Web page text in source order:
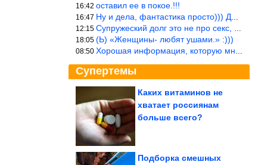
16:42 оставил ее в покое.!!!
16:47 Ну и дела, фантастика просто))) Даже и добавить то нечего…
12:15 Супружеский долг это не про секс, это про Жизнь на Земле. Супруж
18:05 (Ь) «Женщины- любят ушами.» :)))
08:50 Хорошая информация, которую многим стоило бы взять на вооружение
Супертемы
Что умел каждый
Каких витаминов не
хватает россиянам
больше всего?
Подборка смешных